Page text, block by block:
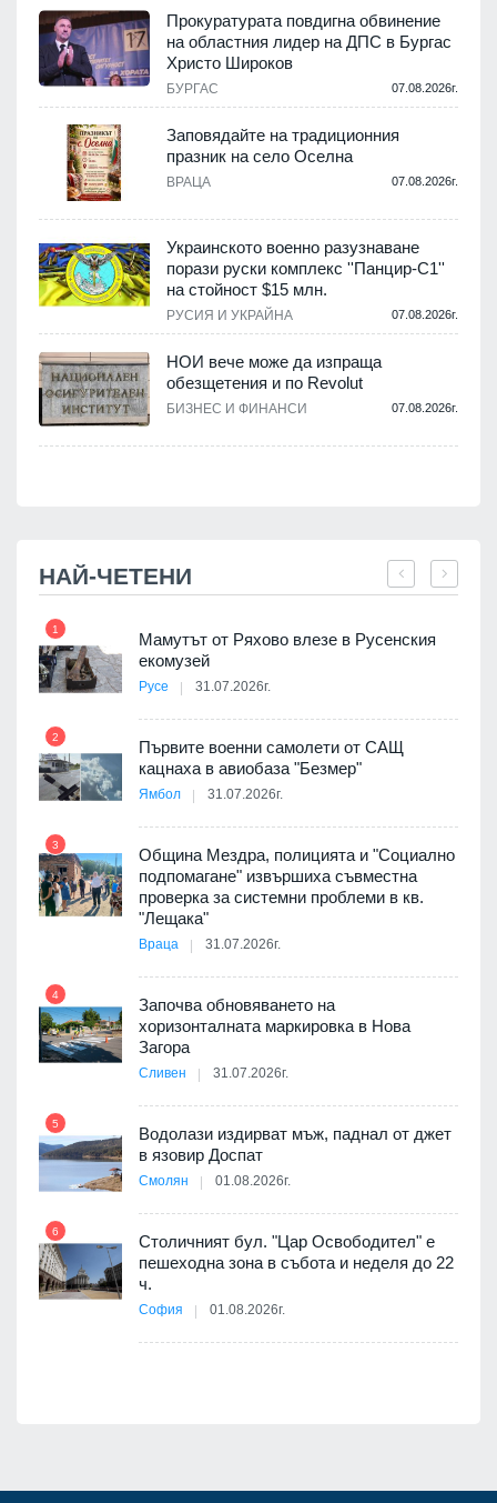
Прокуратурата повдигна обвинение
на областния лидер на ДПС в Бургас
Христо Широков
БУРГАС 07.08.2026г.
Заповядайте на традиционния
празник на село Оселна
ВРАЦА 07.08.2026г.
Украинското военно разузнаване
порази руски комплекс ''Панцир-С1''
на стойност $15 млн.
РУСИЯ И УКРАЙНА 07.08.2026г.
НОИ вече може да изпраща
обезщетения и по Revolut
БИЗНЕС И ФИНАНСИ 07.08.2026г.
НАЙ-ЧЕТЕНИ
1
Мамутът от Ряхово влезе в Русенския
екомузей
Русе 31.07.2026г.
2
Първите военни самолети от САЩ
кацнаха в авиобаза "Безмер"
Ямбол 31.07.2026г.
3
Община Мездра, полицията и "Социално
подпомагане" извършиха съвместна
проверка за системни проблеми в кв.
"Лещака"
Враца 31.07.2026г.
4
Започва обновяването на
хоризонталната маркировка в Нова
Загора
Сливен 31.07.2026г.
5
Водолази издирват мъж, паднал от джет
в язовир Доспат
Смолян 01.08.2026г.
6
Столичният бул. "Цар Освободител" е
пешеходна зона в събота и неделя до 22
ч.
София 01.08.2026г.